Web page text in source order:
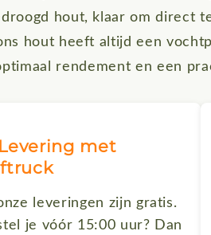
hout, klaar om direct
hout heeft altijd een
rendement en een
met
leveringen zijn gratis.
je vóór 15:00 uur? Dan